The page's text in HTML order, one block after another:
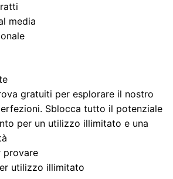
media
gratuiti per esplorare il nostro
Sblocca tutto il potenziale
per un utilizzo illimitato e una
provare
utilizzo illimitato